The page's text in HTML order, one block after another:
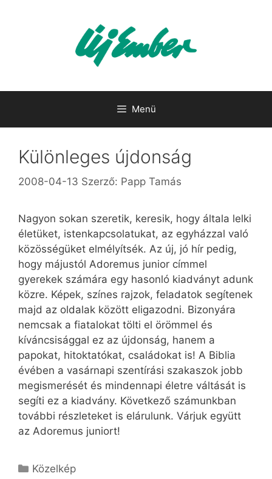
Menü
Különleges újdonság
2008-04-13 Szerző: Papp Tamás
Nagyon sokan szeretik, keresik, hogy általa lelki
életüket, istenkapcsolatukat, az egyházzal való
közösségüket elmélyítsék. Az új, jó hír pedig,
hogy májustól Adoremus junior címmel
gyerekek számára egy hasonló kiadványt adunk
közre. Képek, színes rajzok, feladatok segítenek
majd az oldalak között eligazodni. Bizonyára
nemcsak a fiatalokat tölti el örömmel és
kíváncsisággal ez az újdonság, hanem a
papokat, hitoktatókat, családokat is! A Biblia
évében a vasárnapi szentírási szakaszok jobb
megismerését és mindennapi életre váltását is
segíti ez a kiadvány. Következő számunkban
további részleteket is elárulunk. Várjuk együtt
az Adoremus juniort!
Kategória
Közelkép